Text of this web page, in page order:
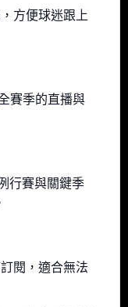
方便球迷跟上
賽季的直播與
行賽與關鍵季
閱，適合無法